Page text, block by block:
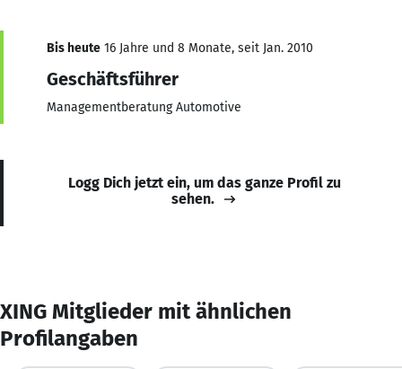
Bis heute 16 Jahre und 8 Monate, seit Jan. 2010
Geschäftsführer
Managementberatung Automotive
Logg Dich jetzt ein, um das ganze Profil zu
sehen.
XING Mitglieder mit ähnlichen
Profilangaben